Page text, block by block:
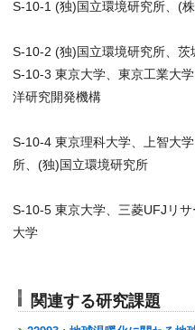
S-10-1 (独)国立環境研究所、(
S-10-2 (独)国立環境研究所、
S-10-3 東京大学、東京工業大
洋研究開発機構
S-10-4 東京理科大学、上智大
所、(独)国立環境研究所
S-10-5 東京大学、三菱UFJリ
大学
関連する研究課題